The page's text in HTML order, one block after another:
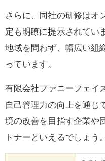
さらに、同社の研修はオ
定も明瞭に提示されてい
地域を問わず、幅広い組
っています。
有限会社ファニーフェイ
自己管理力の向上を通じ
境の改善を目指す企業や
トナーといえるでしょう。